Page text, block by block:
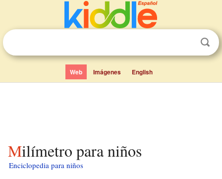
Web Imágenes English
Milímetro para niños
Enciclopedia para niños